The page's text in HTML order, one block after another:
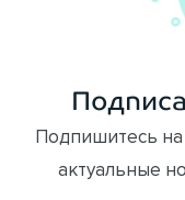
Подпишитесь на
актуальные